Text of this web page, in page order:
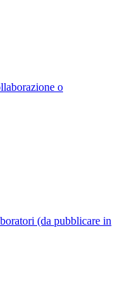
o
(da pubblicare in